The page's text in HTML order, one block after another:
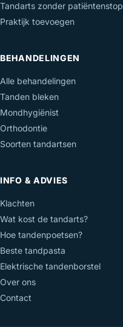
Tandarts zonder patiëntenstop
Praktijk toevoegen
BEHANDELINGEN
Alle behandelingen
Tanden bleken
Mondhygiënist
Orthodontie
Soorten tandartsen
INFO & ADVIES
Klachten
Wat kost de tandarts?
Hoe tandenpoetsen?
Beste tandpasta
Elektrische tandenborstel
Over ons
Contact